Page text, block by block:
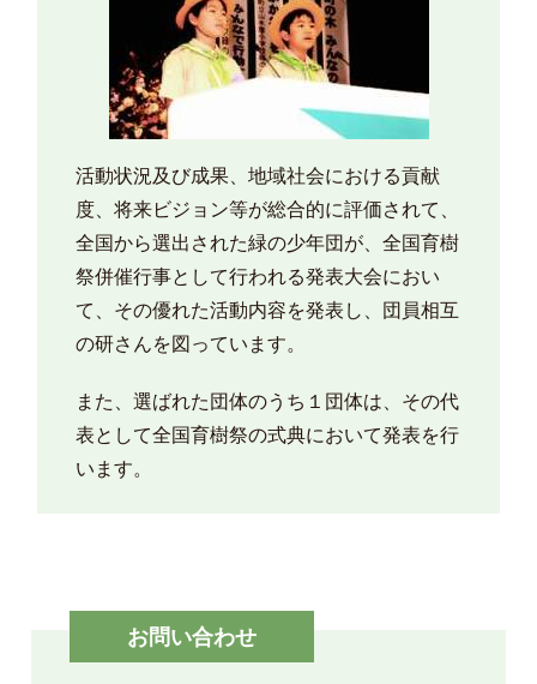
活動状況及び成果、地域社会における貢献
度、将来ビジョン等が総合的に評価されて、
全国から選出された緑の少年団が、全国育樹
祭併催行事として行われる発表大会におい
て、その優れた活動内容を発表し、団員相互
の研さんを図っています。
また、選ばれた団体のうち１団体は、その代
表として全国育樹祭の式典において発表を行
います。
お問い合わせ